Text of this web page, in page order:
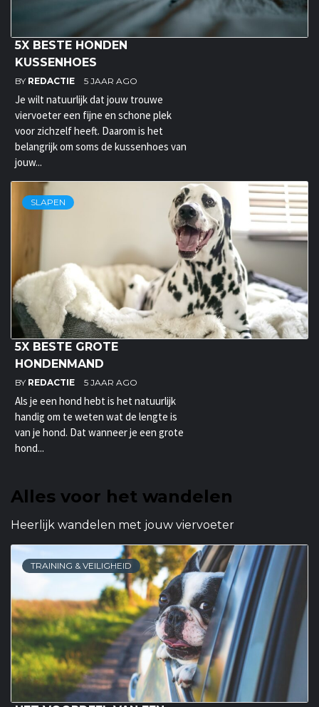
5X BESTE HONDEN
KUSSENHOES
BY REDACTIE 5 JAAR AGO
Je wilt natuurlijk dat jouw trouwe
viervoeter een fijne en schone plek
voor zichzelf heeft. Daarom is het
belangrijk om soms de kussenhoes van
jouw...
SLAPEN
5X BESTE GROTE
HONDENMAND
BY REDACTIE 5 JAAR AGO
Als je een hond hebt is het natuurlijk
handig om te weten wat de lengte is
van je hond. Dat wanneer je een grote
hond...
Alles voor het wandelen
Heerlijk wandelen met jouw viervoeter
TRAINING & VEILIGHEID